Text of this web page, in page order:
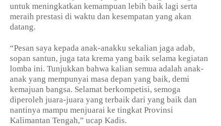
untuk meningkatkan kemampuan lebih baik lagi serta
meraih prestasi di waktu dan kesempatan yang akan
datang.
“Pesan saya kepada anak-anakku sekalian jaga adab,
sopan santun, juga tata krema yang baik selama kegiatan
lomba ini. Tunjukkan bahwa kalian semua adalah anak-
anak yang mempunyai masa depan yang baik, demi
kemajuan bangsa. Selamat berkompetisi, semoga
diperoleh juara-juara yang terbaik dari yang baik dan
nantinya mampu menjuarai ke tingkat Provinsi
Kalimantan Tengah,” ucap Kadis.